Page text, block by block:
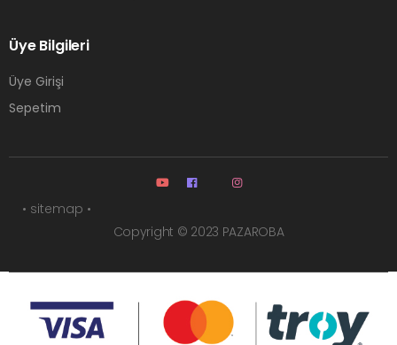
Üye Bilgileri
Üye Girişi
Sepetim
Copyright © 2023 PAZAROBA
• sitemap •